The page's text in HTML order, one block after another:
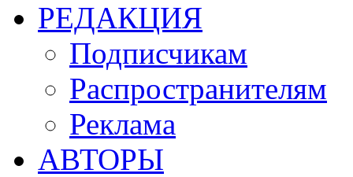
РЕДАКЦИЯ
Подписчикам
Распространителям
Реклама
АВТОРЫ